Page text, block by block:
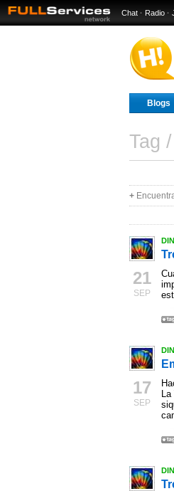
Chat · Radio ·
Blogs
Tag /
+
21
SEP
17
SEP